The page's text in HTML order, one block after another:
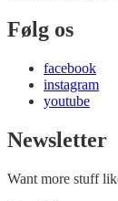
Følg os
facebook
instagram
youtube
Newsletter
Want more stuff